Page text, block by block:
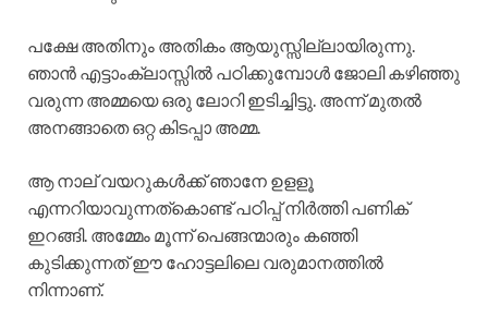
പക്ഷേ അതിനും അതികം ആയുസ്സില്ലായിരുന്നു.
ഞാൻ എട്ടാംക്ലാസ്സിൽ പഠിക്കുമ്പോൾ ജോലി കഴിഞ്ഞു
വരുന്ന അമ്മയെ ഒരു ലോറി ഇടിച്ചിട്ടു. അന്ന് മുതൽ
അനങ്ങാതെ ഒറ്റ കിടപ്പാ അമ്മ.
ആ നാല് വയറുകൾക്ക് ഞാനേ ഉളളൂ
എന്നറിയാവുന്നത്കൊണ്ട് പഠിപ്പ് നിർത്തി പണിക്
ഇറങ്ങി. അമ്മേം മൂന്ന് പെങ്ങന്മാരും കഞ്ഞി
കുടിക്കുന്നത് ഈ ഹോട്ടലിലെ വരുമാനത്തിൽ
നിന്നാണ്.